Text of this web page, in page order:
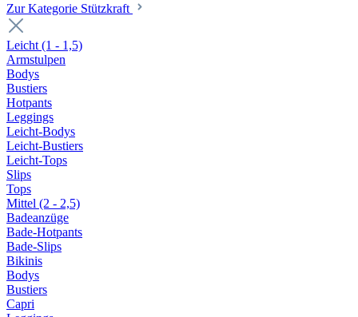
Zur Kategorie Stützkraft
Leicht (1 - 1,5)
Armstulpen
Bodys
Bustiers
Hotpants
Leggings
Leicht-Bodys
Leicht-Bustiers
Leicht-Tops
Slips
Tops
Mittel (2 - 2,5)
Badeanzüge
Bade-Hotpants
Bade-Slips
Bikinis
Bodys
Bustiers
Capri